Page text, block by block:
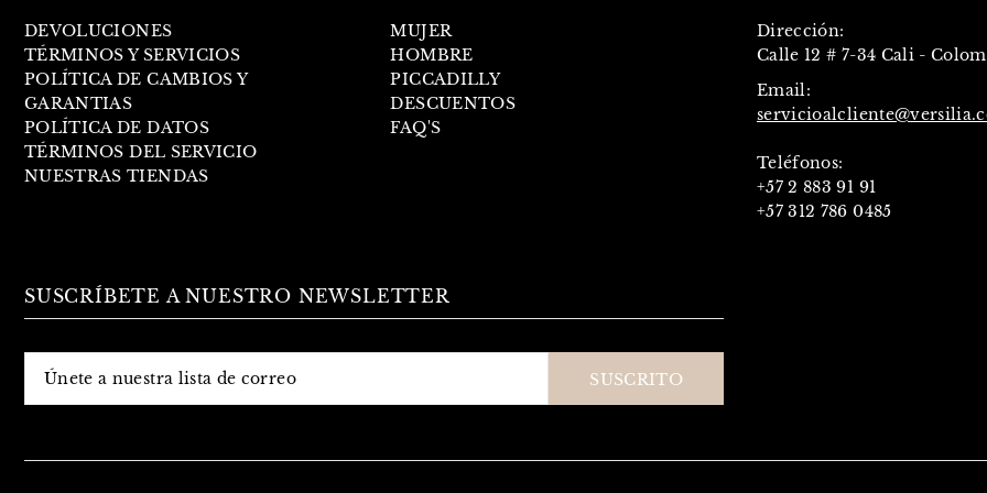
DEVOLUCIONES
TÉRMINOS Y SERVICIOS
POLÍTICA DE CAMBIOS Y
GARANTIAS
POLÍTICA DE DATOS
TÉRMINOS DEL SERVICIO
NUESTRAS TIENDAS
MUJER
HOMBRE
PICCADILLY
DESCUENTOS
FAQ'S
Dirección:
Calle 12 # 7-34 Cali -
Email:
Teléfonos:
+57 2 883 91 91
+57 312 786 0485
SUSCRÍBETE A NUESTRO NEWSLETTER